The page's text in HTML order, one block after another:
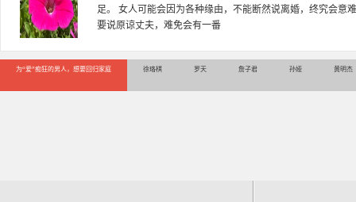
多年，对婚姻情感分析、恋爱择偶、夫妻关系，情感挽回、
千小时，积累了丰富的咨
为“爱”痴狂的男人，想要回归家庭 徐珞棋 罗天 詹子君 孙娅 黄明杰